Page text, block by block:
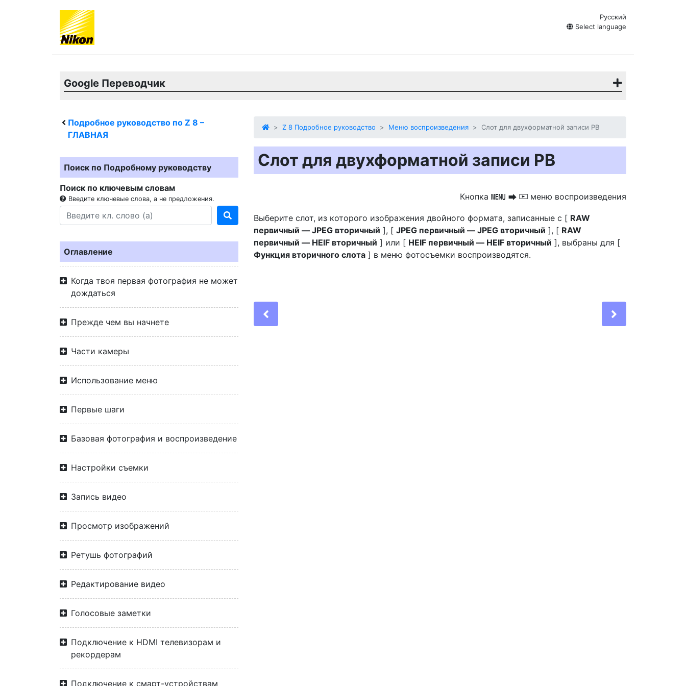
Русский
Select language
Google Переводчик
Подробное руководство по Z 8 –
ГЛАВНАЯ
Поиск по Подробному руководству
Поиск по ключевым словам
Введите ключевые слова, а не предложения.
Оглавление
Когда твоя первая фотография не может
дождаться
Прежде чем вы начнете
Части камеры
Использование меню
Первые шаги
Базовая фотография и воспроизведение
Настройки съемки
Запись видео
Просмотр изображений
Ретушь фотографий
Редактирование видео
Голосовые заметки
Подключение к HDMI телевизорам и
рекордерам
Подключение к смарт-устройствам
Z 8 Подробное руководство Меню воспроизведения Слот для двухформатной записи PB
Слот для двухформатной записи PB
Кнопка G U D меню воспроизведения
Выберите слот, из которого изображения двойного формата, записанные с [ RAW
первичный — JPEG вторичный ], [ JPEG первичный — JPEG вторичный ], [ RAW
первичный — HEIF вторичный ] или [ HEIF первичный — HEIF вторичный ], выбраны для [
Функция вторичного слота ] в меню фотосъемки воспроизводятся.